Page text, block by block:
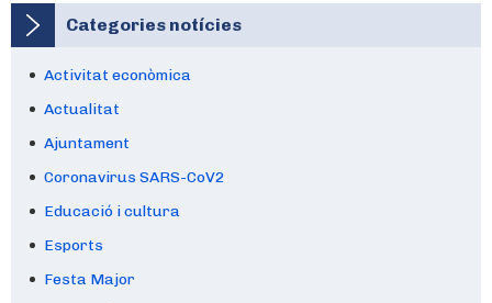
Categories notícies
Activitat econòmica
Actualitat
Ajuntament
Coronavirus SARS-CoV2
Educació i cultura
Esports
Festa Major